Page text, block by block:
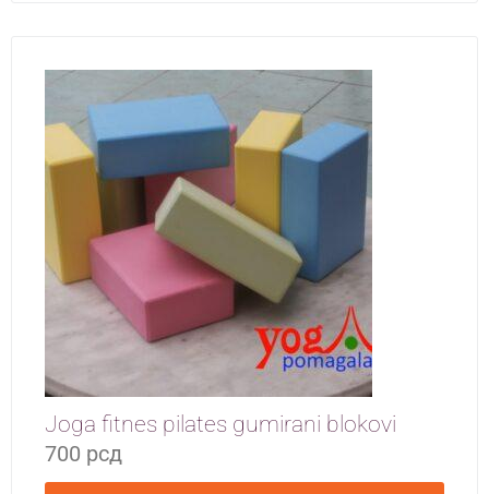
Joga fitnes pilates gumirani blokovi
700 рсд